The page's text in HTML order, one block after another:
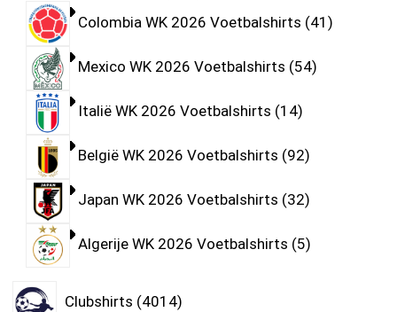
Colombia WK 2026 Voetbalshirts 41
Mexico WK 2026 Voetbalshirts 54
Italië WK 2026 Voetbalshirts 14
België WK 2026 Voetbalshirts 92
Japan WK 2026 Voetbalshirts 32
Algerije WK 2026 Voetbalshirts 5
Clubshirts 4014